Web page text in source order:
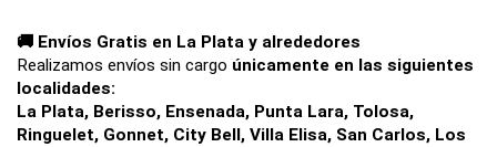
🚚 Envíos Gratis en La Plata y alrededores
Realizamos envíos sin cargo únicamente en las siguientes
localidades:
La Plata, Berisso, Ensenada, Punta Lara, Tolosa,
Ringuelet, Gonnet, City Bell, Villa Elisa, San Carlos, Los